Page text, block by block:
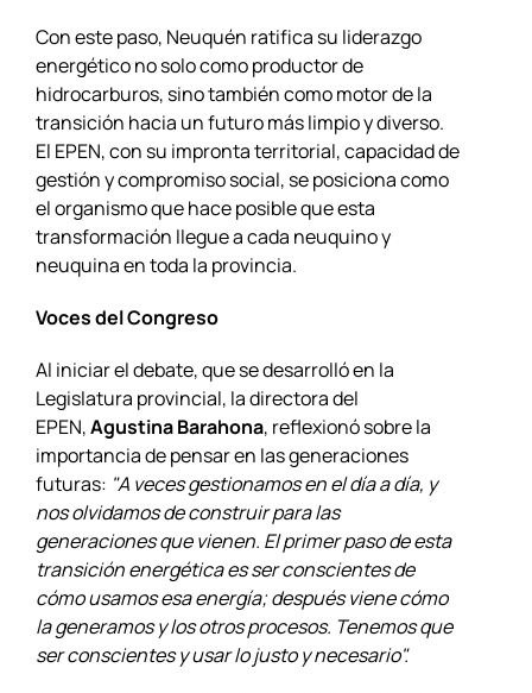
Con este paso, Neuquén ratifica su liderazgo
energético no solo como productor de
hidrocarburos, sino también como motor de la
transición hacia un futuro más limpio y diverso.
El EPEN, con su impronta territorial, capacidad de
gestión y compromiso social, se posiciona como
el organismo que hace posible que esta
transformación llegue a cada neuquino y
neuquina en toda la provincia.
Voces del Congreso
Al iniciar el debate, que se desarrolló en la
Legislatura provincial, la directora del
EPEN,Agustina Barahona, reflexionó sobre la
importancia de pensar en las generaciones
futuras: "A veces gestionamos en el día a día, y
nos olvidamos de construir para las
generaciones que vienen. El primer paso de esta
transición energética es ser conscientes de
cómo usamos esa energía; después viene cómo
la generamos y los otros procesos. Tenemos que
ser conscientes y usar lo justo y necesario".